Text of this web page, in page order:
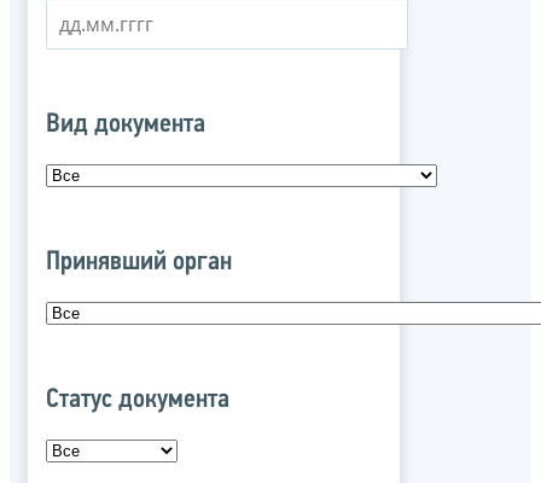
Вид документа
Принявший орган
Статус документа